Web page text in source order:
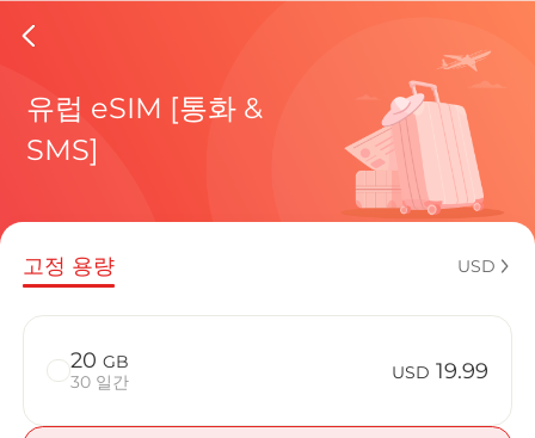
현재 목적
eSIM을 즐
유럽 eSIM [통화 &
SMS]
고정 용량 USD
20 GB
30 일간
USD 19.99